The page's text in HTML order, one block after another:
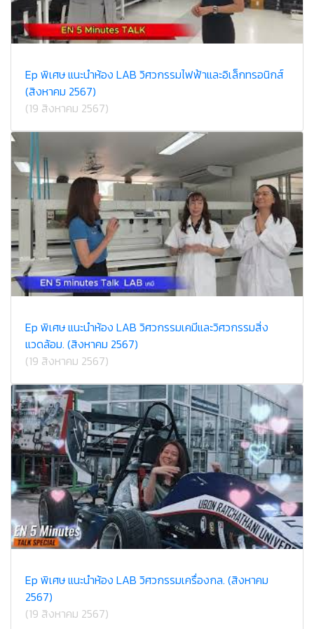
Ep พิเศษ แนะนำห้อง LAB วิศวกรรมไฟฟ้าและอิเล็กทรอนิกส์
(สิงหาคม 2567)
(19 สิงหาคม 2567)
Ep พิเศษ แนะนำห้อง LAB วิศวกรรมเคมีและวิศวกรรมสิ่ง
แวดล้อม. (สิงหาคม 2567)
(19 สิงหาคม 2567)
Ep พิเศษ แนะนำห้อง LAB วิศวกรรมเครื่องกล. (สิงหาคม
2567)
(19 สิงหาคม 2567)